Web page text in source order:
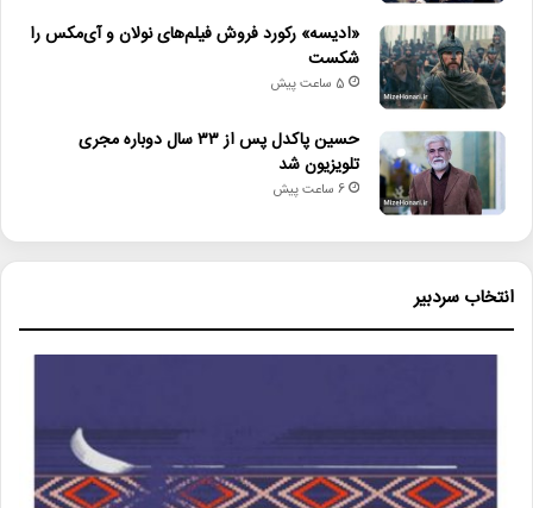
«ادیسه» رکورد فروش فیلم‌های نولان و آی‌مکس را
شکست
5 ساعت پیش
حسین پاکدل پس از ۳۳ سال دوباره مجری
تلویزیون شد
6 ساعت پیش
انتخاب سردبیر